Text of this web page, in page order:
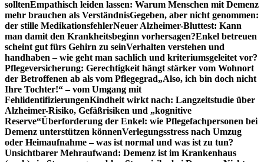
solltenEmpathisch leiden lassen: Warum Menschen mit Demenz
mehr brauchen als VerständnisGegeben, aber nicht genommen:
der stille MedikationsfehlerNeuer Alzheimer-Bluttest: Kann
man damit den Krankheitsbeginn vorhersagen?Enkel betreuen
scheint gut fürs Gehirn zu seinVerhalten verstehen und
handhaben – wie geht man sachlich und kriteriumsgeleitet vor?
Pflegeversicherung: Gerechtigkeit hängt stärker vom Wohnort
der Betroffenen ab als vom Pflegegrad„Also, ich bin doch nicht
Ihre Tochter!“ – vom Umgang mit
FehlidentifizierungenKindheit wirkt nach: Langzeitstudie über
Alzheimer-Risiko, Gefäßrisiken und „kognitive
Reserve“Überforderung der Enkel: wie Pflegefachpersonen bei
Demenz unterstützen könnenVerlegungsstress nach Umzug
oder Heimaufnahme – was ist normal und was ist zu tun?
Unsichtbarer Mehraufwand: Demenz ist im Krankenhaus